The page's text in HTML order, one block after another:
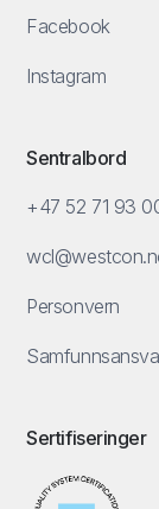
Facebook
Instagram
Sentralbord
+47 52 71 93
Personvern
Sertifiseringer